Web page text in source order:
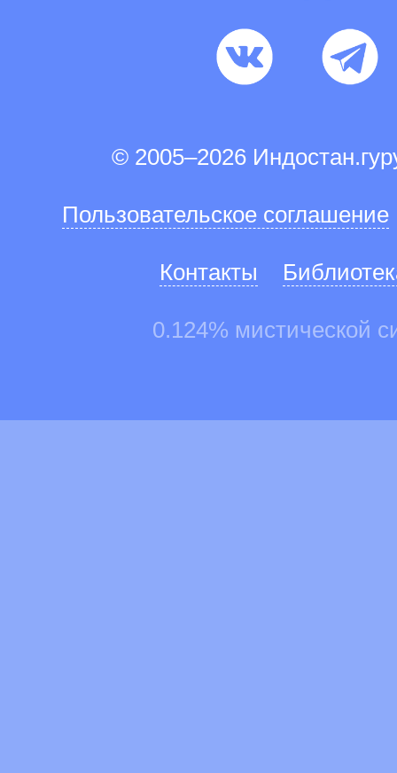
© 2005–2026
Пользовательское соглашение
Контакты
0.124% мистической